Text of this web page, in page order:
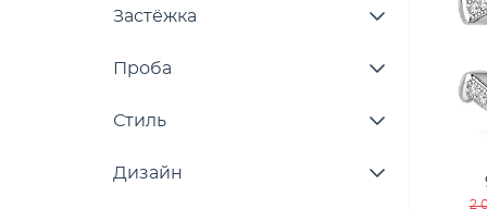
Застёжка
Проба
Стиль
Дизайн
2